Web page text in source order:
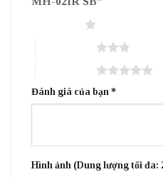
Đánh giá của bạn *
Hình ảnh (Dung lượng tối đa: